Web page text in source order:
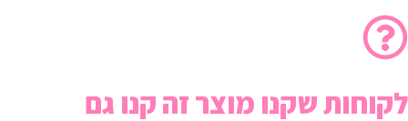
לקוחות שקנו מוצר זה קנו גם